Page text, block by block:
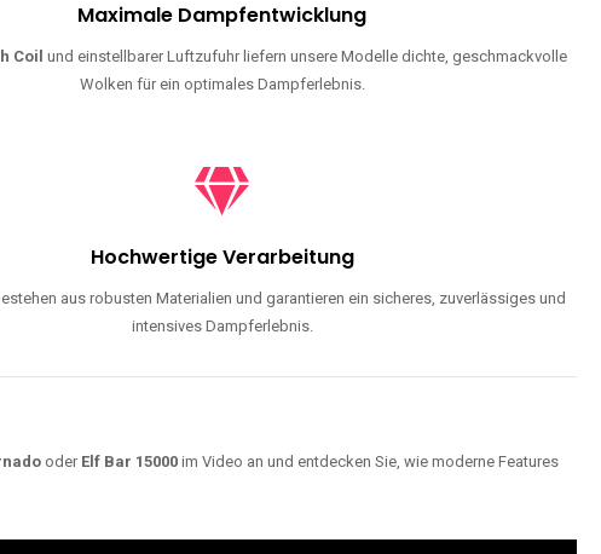
Maximale Dampfentwicklung
Coil und einstellbarer Luftzufuhr liefern unsere Modelle dichte, geschmackvolle
Wolken für ein optimales Dampferlebnis.
Hochwertige Verarbeitung
aus robusten Materialien und garantieren ein sicheres, zuverlässiges und
intensives Dampferlebnis.
oder Elf Bar 15000 im Video an und entdecken Sie, wie moderne Features